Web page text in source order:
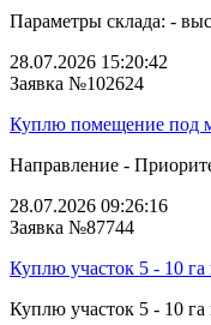
Параметры склада: -
28.07.2026 15:20:42
Заявка №102624
Куплю помещение под
Направление -
28.07.2026 09:26:16
Заявка №87744
Куплю участок 5 - 10
Куплю участок 5 - 10